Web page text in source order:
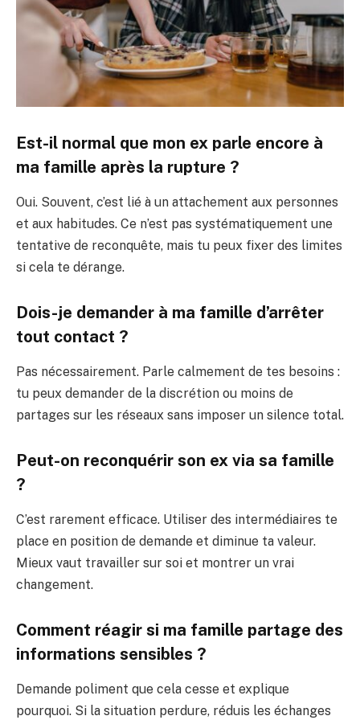
Est-il normal que mon ex parle encore à
ma famille après la rupture ?
Oui. Souvent, c’est lié à un attachement aux personnes
et aux habitudes. Ce n’est pas systématiquement une
tentative de reconquête, mais tu peux fixer des limites
si cela te dérange.
Dois-je demander à ma famille d’arrêter
tout contact ?
Pas nécessairement. Parle calmement de tes besoins :
tu peux demander de la discrétion ou moins de
partages sur les réseaux sans imposer un silence total.
Peut-on reconquérir son ex via sa famille
?
C’est rarement efficace. Utiliser des intermédiaires te
place en position de demande et diminue ta valeur.
Mieux vaut travailler sur soi et montrer un vrai
changement.
Comment réagir si ma famille partage des
informations sensibles ?
Demande poliment que cela cesse et explique
pourquoi. Si la situation perdure, réduis les échanges